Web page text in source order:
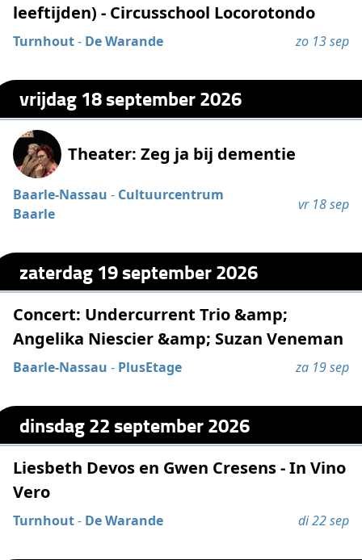
leeftijden) - Circusschool Locorotondo
Turnhout- De Warande zo 13 sep
vrijdag 18 september 2026
Theater: Zeg ja bij dementie
Baarle-Nassau - Cultuurcentrum
Baarle
vr 18 sep
zaterdag 19 september 2026
Concert: Undercurrent Trio &amp;
Angelika Niescier &amp; Suzan Veneman
Baarle-Nassau - PlusEtage za 19 sep
dinsdag 22 september 2026
Liesbeth Devos en Gwen Cresens - In Vino
Vero
Turnhout- De Warande di 22 sep